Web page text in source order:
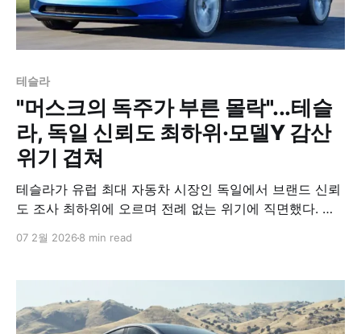
테슬라
"머스크의 독주가 부른 몰락"...테슬
라, 독일 신뢰도 최하위·모델Y 감산
위기 겹쳐
테슬라가 유럽 최대 자동차 시장인 독일에서 브랜드 신뢰
도 조사 최하위에 오르며 전례 없는 위기에 직면했다. 핀
표한 '레퓨테이션&트러스트 2025' 보고서에 따르면, 테슬
0.77점이나 급락한 이 수치는 해당 조사가 2013년 시작된
이래 관측된 가장 큰 평판 붕괴로 기록됐다.​
07 2월 2026 8 min read